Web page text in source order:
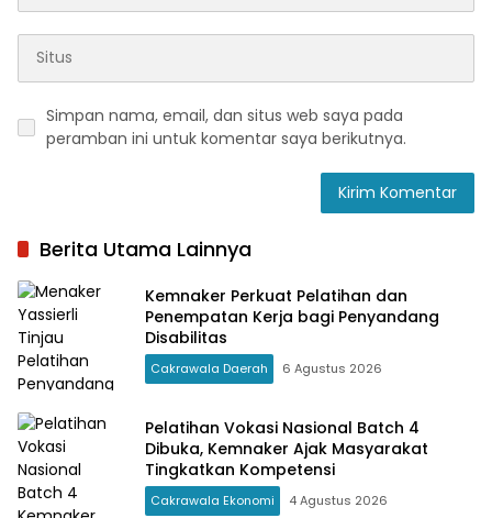
Simpan nama, email, dan situs web saya pada
peramban ini untuk komentar saya berikutnya.
Berita Utama Lainnya
Kemnaker Perkuat Pelatihan dan
Penempatan Kerja bagi Penyandang
Disabilitas
Cakrawala Daerah 6 Agustus 2026
Pelatihan Vokasi Nasional Batch 4
Dibuka, Kemnaker Ajak Masyarakat
Tingkatkan Kompetensi
Cakrawala Ekonomi 4 Agustus 2026